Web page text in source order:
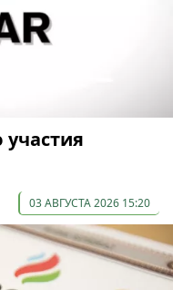
участия
03 АВГУСТА 2026 15:20